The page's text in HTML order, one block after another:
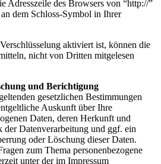
Adresszeile des Browsers von “http://”
dem Schloss-Symbol in Ihrer
aktiviert ist, können die
nicht von Dritten mitgelesen
und Berichtigung
gesetzlichen Bestimmungen
Auskunft über Ihre
Daten, deren Herkunft und
Datenverarbeitung und ggf. ein
oder Löschung dieser Daten.
zum Thema personenbezogene
unter der im Impressum